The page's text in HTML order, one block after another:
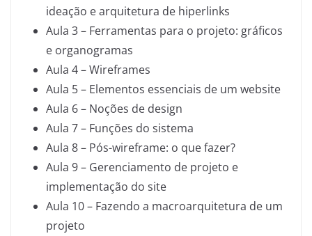
ideação e arquitetura de hiperlinks
Aula 3 – Ferramentas para o projeto: gráficos
e organogramas
Aula 4 – Wireframes
Aula 5 – Elementos essenciais de um website
Aula 6 – Noções de design
Aula 7 – Funções do sistema
Aula 8 – Pós-wireframe: o que fazer?
Aula 9 – Gerenciamento de projeto e
implementação do site
Aula 10 – Fazendo a macroarquitetura de um
projeto